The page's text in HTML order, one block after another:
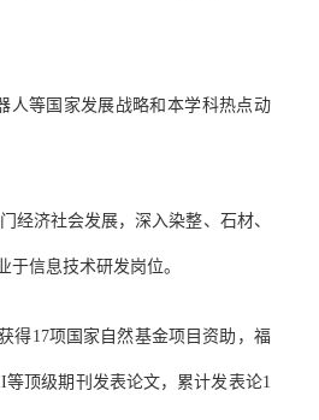
人等国家发展战略和本学科热点动
经济社会发展，深入染整、石材、
信息技术研发岗位。
得17项国家自然基金项目资助，福
等顶级期刊发表论文，累计发表论1